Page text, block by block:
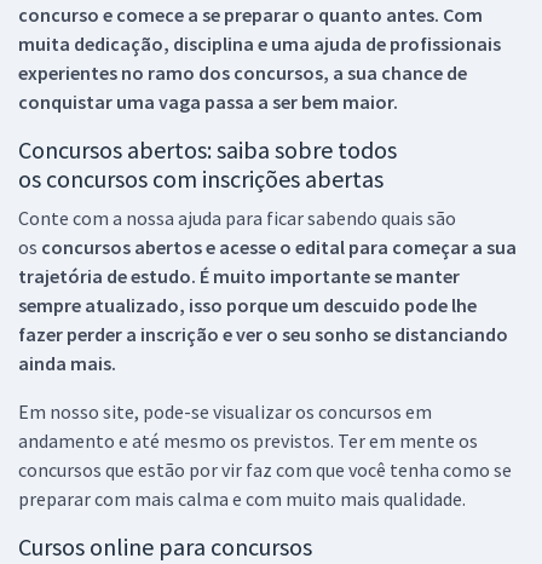
concurso e comece a se preparar o quanto antes. Com
muita dedicação, disciplina e uma ajuda de profissionais
experientes no ramo dos concursos, a sua chance de
conquistar uma vaga passa a ser bem maior.
Concursos abertos: saiba sobre todos
os concursos com inscrições abertas
Conte com a nossa ajuda para ficar sabendo quais são
os concursos abertos e acesse o edital para começar a sua
trajetória de estudo. É muito importante se manter
sempre atualizado, isso porque um descuido pode lhe
fazer perder a inscrição e ver o seu sonho se distanciando
ainda mais.
Em nosso site, pode-se visualizar os concursos em
andamento e até mesmo os previstos. Ter em mente os
concursos que estão por vir faz com que você tenha como se
preparar com mais calma e com muito mais qualidade.
Cursos online para concursos